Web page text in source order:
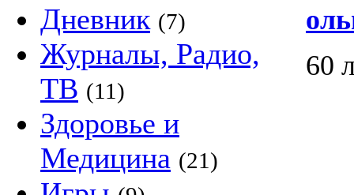
Дневник (7)
Журналы, Радио,
ТВ (11)
Здоровье и
Медицина (21)
60